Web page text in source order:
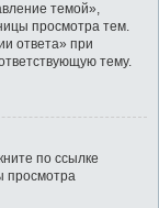
темой»,
просмотра тем.
ответа» при
тему.
по ссылке
просмотра